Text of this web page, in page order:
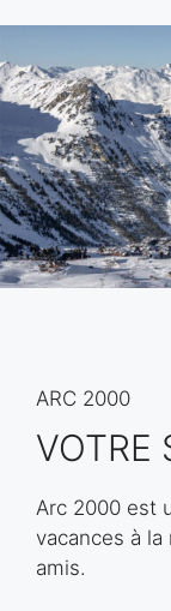
ARC 2000
VOTRE
Arc 2000 est
vacances à
amis.